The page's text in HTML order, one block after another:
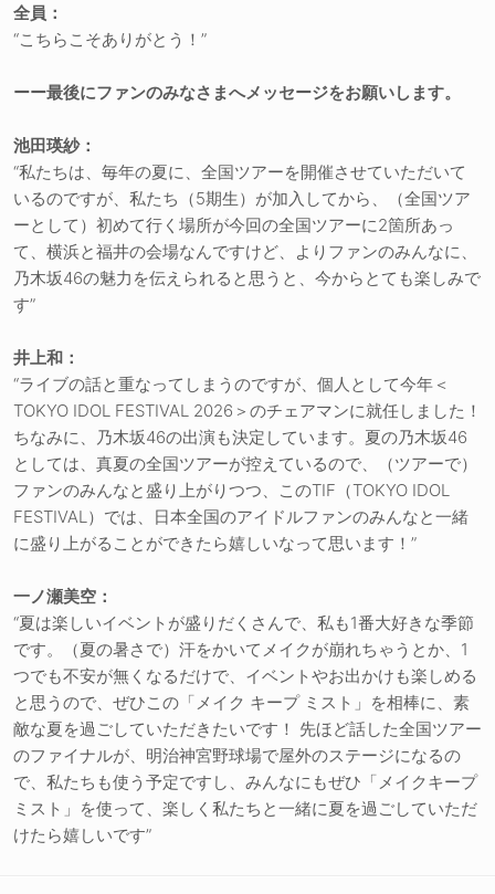
全員：
“こちらこそありがとう！”
ーー最後にファンのみなさまへメッセージをお願いします。
池田瑛紗：
“私たちは、毎年の夏に、全国ツアーを開催させていただいて
いるのですが、私たち（5期生）が加入してから、（全国ツア
ーとして）初めて行く場所が今回の全国ツアーに2箇所あっ
て、横浜と福井の会場なんですけど、よりファンのみんなに、
乃木坂46の魅力を伝えられると思うと、今からとても楽しみで
す”
井上和：
“ライブの話と重なってしまうのですが、個人として今年＜
TOKYO IDOL FESTIVAL 2026＞のチェアマンに就任しました！
ちなみに、乃木坂46の出演も決定しています。夏の乃木坂46
としては、真夏の全国ツアーが控えているので、（ツアーで）
ファンのみんなと盛り上がりつつ、このTIF（TOKYO IDOL
FESTIVAL）では、日本全国のアイドルファンのみんなと一緒
に盛り上がることができたら嬉しいなって思います！”
一ノ瀬美空：
“夏は楽しいイベントが盛りだくさんで、私も1番大好きな季節
です。（夏の暑さで）汗をかいてメイクが崩れちゃうとか、1
つでも不安が無くなるだけで、イベントやお出かけも楽しめる
と思うので、ぜひこの「メイク キープ ミスト」を相棒に、素
敵な夏を過ごしていただきたいです！ 先ほど話した全国ツアー
のファイナルが、明治神宮野球場で屋外のステージになるの
で、私たちも使う予定ですし、みんなにもぜひ「メイクキープ
ミスト」を使って、楽しく私たちと一緒に夏を過ごしていただ
けたら嬉しいです”